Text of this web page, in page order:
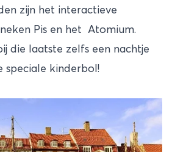
zijn het interactieve
Pis en het Atomium.
die laatste zelfs een nachtje
speciale kinderbol!